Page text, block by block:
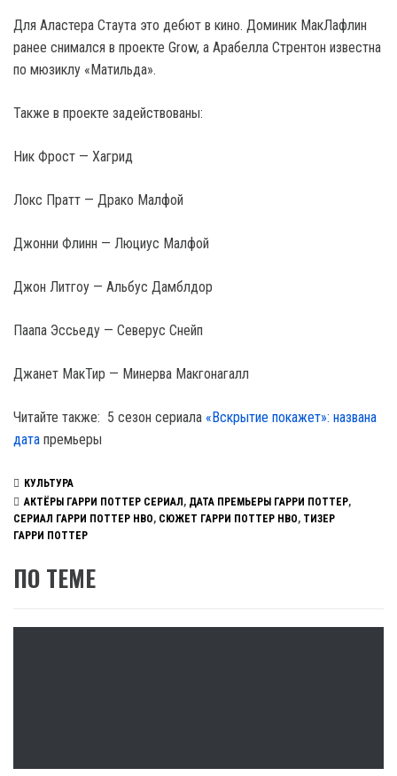
Для Аластера Стаута это дебют в кино. Доминик МакЛафлин
ранее снимался в проекте Grow, а Арабелла Стрентон известна
по мюзиклу «Матильда».
Также в проекте задействованы:
Ник Фрост — Хагрид
Локс Пратт — Драко Малфой
Джонни Флинн — Люциус Малфой
Джон Литгоу — Альбус Дамблдор
Паапа Эссьеду — Северус Снейп
Джанет МакТир — Минерва Макгонагалл
Читайте также: 5 сезон сериала «Вскрытие покажет»: названа
дата премьеры
КУЛЬТУРА
АКТЁРЫ ГАРРИ ПОТТЕР СЕРИАЛ, ДАТА ПРЕМЬЕРЫ ГАРРИ ПОТТЕР,
СЕРИАЛ ГАРРИ ПОТТЕР HBO, СЮЖЕТ ГАРРИ ПОТТЕР HBO, ТИЗЕР
ГАРРИ ПОТТЕР
ПО ТЕМЕ